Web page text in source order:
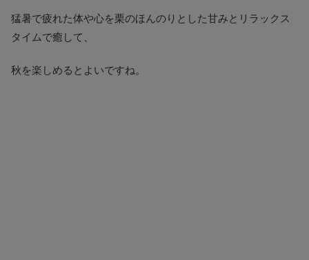
猛暑で疲れた体や心を栗のほんのりとした甘みとリラックス
タイムで癒して、
秋を楽しめるとよいですね。